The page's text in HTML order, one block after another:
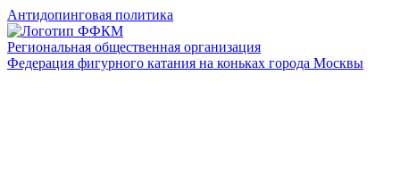
Антидопинговая политика
Региональная общественная организация
Федерация фигурного катания на коньках города Москвы